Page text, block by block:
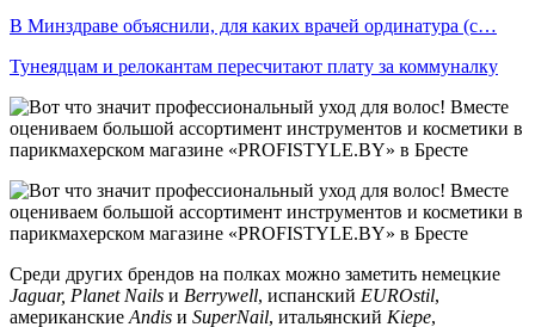
В Минздраве объяснили, для каких врачей ординатура (с…
Тунеядцам и релокантам пересчитают плату за коммуналку
Среди других брендов на полках можно заметить немецкие
Jaguar, Planet Nails и Berrywell, испанский EUROstil,
американские Andis и SuperNail, итальянский Kiepe,